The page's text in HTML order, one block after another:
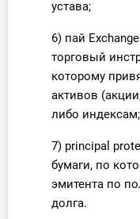
устава;
6) пай
торговый
которому
активов
либо индексам;
7) principal
бумаги, по
эмитента по
долга.